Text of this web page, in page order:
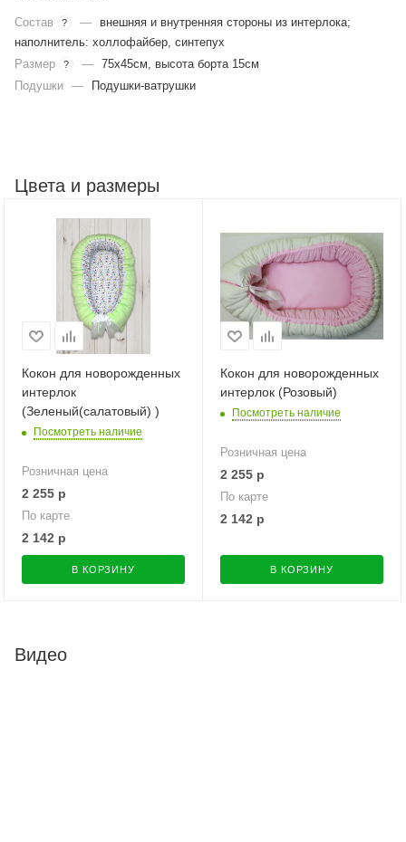
Состав ? —
внешняя и внутренняя стороны из интерлока;
наполнитель: холлофайбер, синтепух
Размер
? — 75х45см, высота борта 15см
Подушки — Подушки-ватрушки
Цвета и размеры
Кокон для новорожденных
интерлок
(Зеленый(салатовый) )
Посмотреть наличие
Розничная цена
2 255 р
По карте
2 142 р
В КОРЗИНУ
Кокон для новорожденных
интерлок (Розовый)
Посмотреть наличие
Розничная цена
2 255 р
По карте
2 142 р
В КОРЗИНУ
Видео